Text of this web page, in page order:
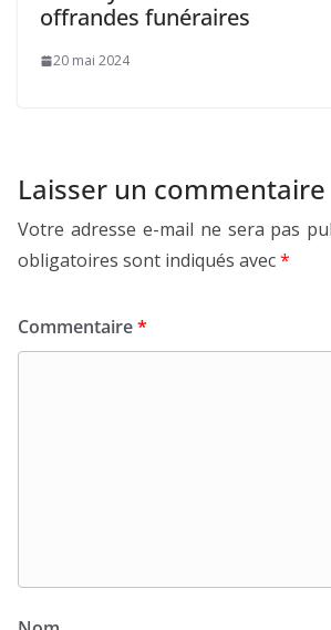
offrandes funéraires
20 mai 2024
Laisser un commentaire
Votre adresse e-mail ne sera pas
obligatoires sont indiqués avec*
Commentaire*